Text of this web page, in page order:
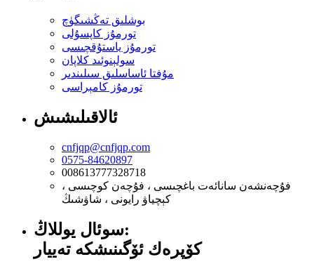
بوشلىق تەڭشىگۈچ
تورمۇز كاپسۇلى
تورمۇز ياستۇقچىسى
سولېنوئىد كلاپان
مۇفتا ئاساسلىق سىلىندىر
تورمۇز كامېراسى
ئالاقىلىشىش
cnfjqp@cnfjqp.com
0575-84620897
008613777328718
فۇچەنشەن سانائەت باغچىسى ، فۇچەن كوچىسى ،
كېچياۋ رايونى ، شاۋشىڭ
سوئال يوللاڭ:
كۆپرەك ئۆگىنىشكە تەييار